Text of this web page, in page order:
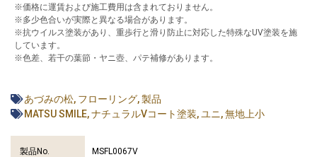
※価格に運賃および施工費用は含まれておりません。
※多少色合いが実際と異なる場合があります。
※抗ウイルス塗装があり、重歩行と滑り防止に対応した特殊なUV塗装を施
しています。
※色差、若干の葉節・ヤニ壺、パテ補修があります。
あづみの松, フローリング,製品
MATSU SMILE,ナチュラルVコート塗装, ユニ,無地上小
製品No. MSFL0067V